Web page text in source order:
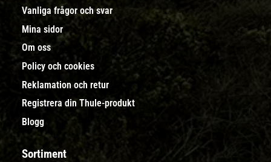
Vanliga frågor och svar
Mina sidor
Om oss
Policy och cookies
Reklamation och retur
Registrera din Thule-produkt
Blogg
Sortiment